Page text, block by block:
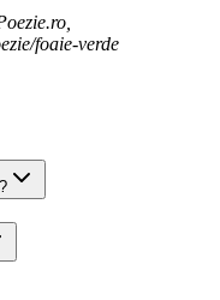
foaie-verde